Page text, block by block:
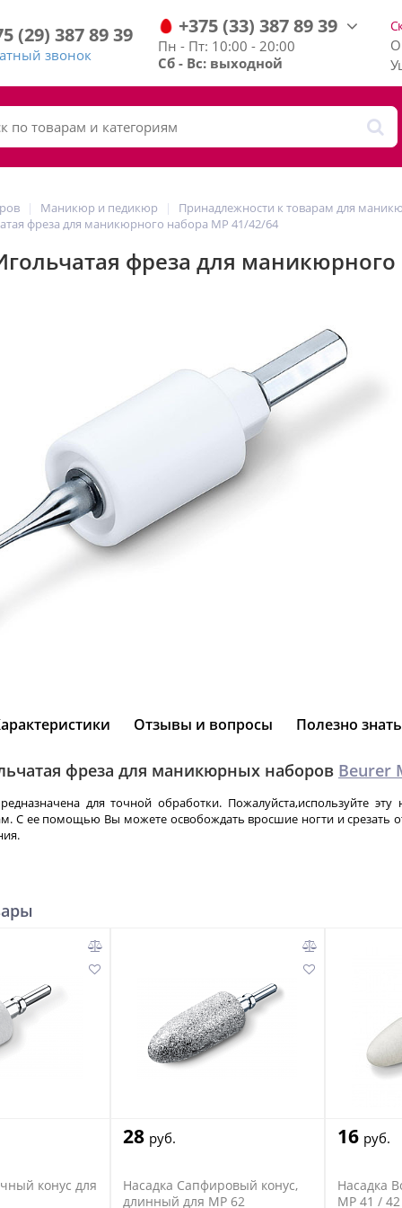
(29) 3878939
звонок
+375(33) 3878939
Пн - Пт: 10:00 - 20:00
Сб - Вс: выходной
Маникюр и педикюр
Принадлежности к товарам для
фреза для маникюрного набора MP 41/42/64
фреза для
Отзывы и вопросы Полезно знать
фреза для маникюрных наборов Beurer
для точной обработки. Пожалуйста,используйте
С ее помощью Вы можете освобождать вросшие ногти и срезать
конус для
28 руб.
Насадка Сапфировый конус,
длинный для MP 62
16 руб.
Насадка
MP 41 /